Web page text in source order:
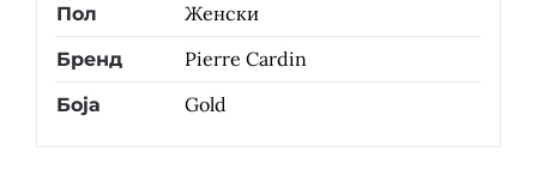
Пол Женски
Бренд Pierre Cardin
Боја Gold